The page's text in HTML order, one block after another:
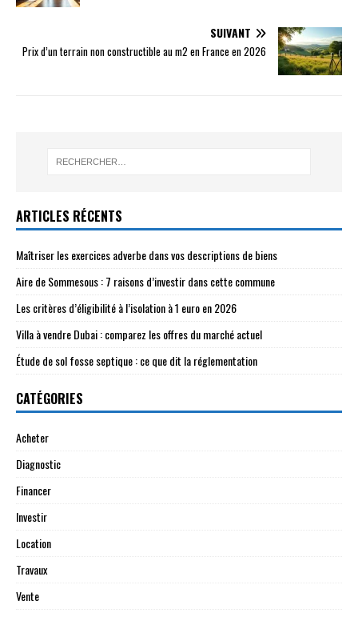
SUIVANT
Prix d’un terrain non constructible au m2 en France en 2026
ARTICLES RÉCENTS
Maîtriser les exercices adverbe dans vos descriptions de biens
Aire de Sommesous : 7 raisons d’investir dans cette commune
Les critères d’éligibilité à l’isolation à 1 euro en 2026
Villa à vendre Dubai : comparez les offres du marché actuel
Étude de sol fosse septique : ce que dit la réglementation
CATÉGORIES
Acheter
Diagnostic
Financer
Investir
Location
Travaux
Vente